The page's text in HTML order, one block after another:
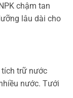
chậm tan
lâu dài cho
tích trữ nước
nước. Tưới